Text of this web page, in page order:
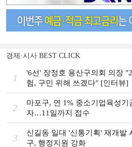
경제·시사 BEST CLICK
1
'6선' 장정호 용산구의회 의장
험, 구민 위해 쓰겠다" [인터뷰]
2
마포구, 연 1% 중소기업육성기
자…11일까지 접수
3
신길동 일대 '신통기획' 재개발
구, 행정지원 강화